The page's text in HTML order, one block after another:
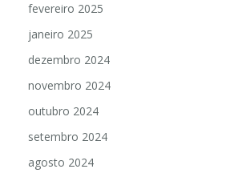
fevereiro 2025
janeiro 2025
dezembro 2024
novembro 2024
outubro 2024
setembro 2024
agosto 2024